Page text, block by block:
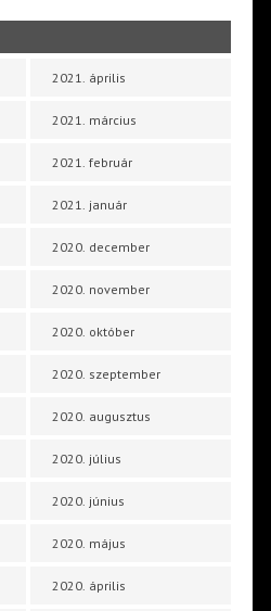
2021. április
2021. március
2021. február
2021. január
2020. december
2020. november
2020. október
2020. szeptember
2020. augusztus
2020. július
2020. június
2020. május
2020. április